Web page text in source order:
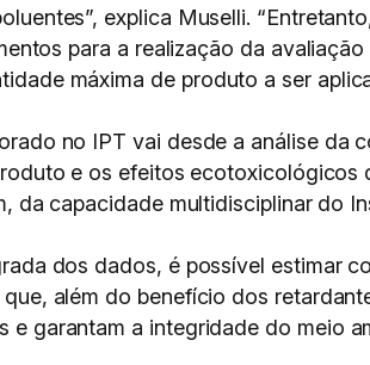
explica Muselli.
para a realização da
máxima de produto a ser
no IPT vai desde a análise
e os efeitos
da capacidade multidisciplinar do
dos dados, é possível estimar
além do benefício dos
e garantam a integridade do meio